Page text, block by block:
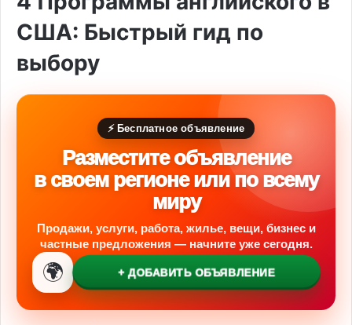
США: Быстрый гид по
выбору
⚡ Бесплатное объявление
Разместите объявление
в своем регионе или по всему
миру
Продажи, услуги, работа, жилье, вещи, бизнес и
частные предложения — начните уже сегодня.
🌍 + ДОБАВИТЬ ОБЪЯВЛЕНИЕ